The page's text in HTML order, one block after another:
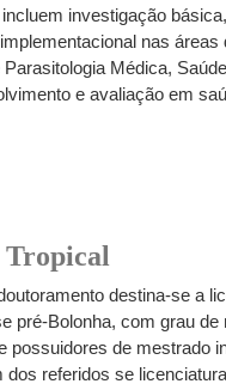
investigação básica,
nas áreas
Médica,
e avaliação em
destina-se a
pré-Bolonha, com grau de
possuidores de mestrado
dos referidos se